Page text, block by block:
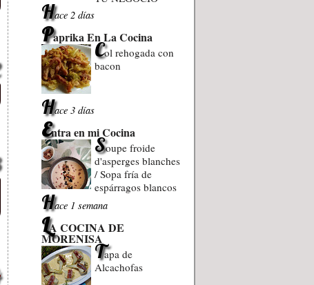
Hace 2 días
Paprika En La Cocina
Col rehogada con
bacon
Hace 3 días
Entra en mi Cocina
Soupe froide
d'asperges blanches
/ Sopa fría de
espárragos blancos
Hace 1 semana
LA COCINA DE
MORENISA
Tapa de
Alcachofas